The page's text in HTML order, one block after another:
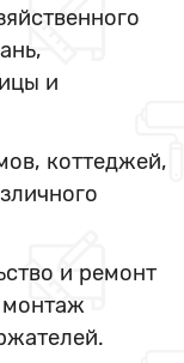
и
коттеджей,
и ремонт
монтаж